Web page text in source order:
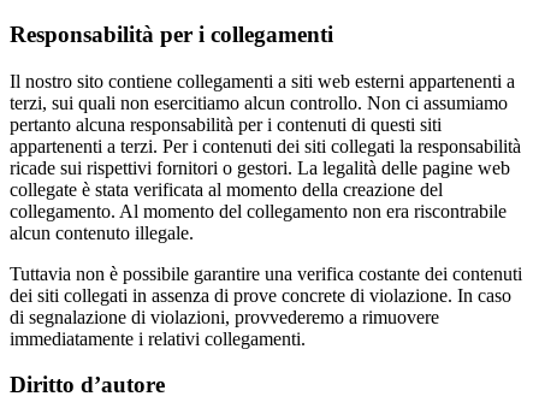
Responsabilità per i collegamenti
Il nostro sito contiene collegamenti a siti web esterni appartenenti a
terzi, sui quali non esercitiamo alcun controllo. Non ci assumiamo
pertanto alcuna responsabilità per i contenuti di questi siti
appartenenti a terzi. Per i contenuti dei siti collegati la responsabilità
ricade sui rispettivi fornitori o gestori. La legalità delle pagine web
collegate è stata verificata al momento della creazione del
collegamento. Al momento del collegamento non era riscontrabile
alcun contenuto illegale.
Tuttavia non è possibile garantire una verifica costante dei contenuti
dei siti collegati in assenza di prove concrete di violazione. In caso
di segnalazione di violazioni, provvederemo a rimuovere
immediatamente i relativi collegamenti.
Diritto d’autore